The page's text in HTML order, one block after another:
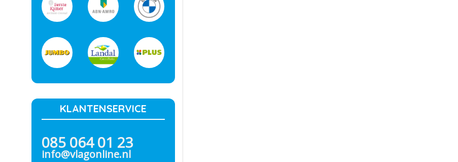
KLANTENSERVICE
085 064 01 23
info@vlagonline.nl